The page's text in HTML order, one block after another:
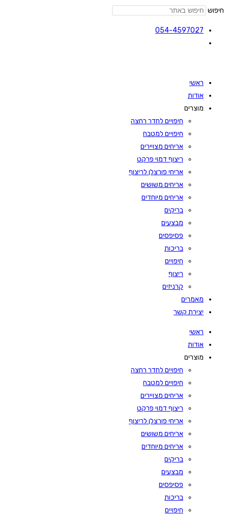
חיפוש
054-4597027
ראשי
אודות
מוצרים
חיפויים לחדר רחצה
חיפויים למטבח
אריחים מצויירים
ריצוף דמוי פרקט
אריחי פורצלן לריצוף
אריחים משושים
אריחים מיוחדים
בריקים
מבצעים
פסיפסים
בריכות
חיפויים
ריצוף
קרניזים
מאמרים
יצירת קשר
ראשי
אודות
מוצרים
חיפויים לחדר רחצה
חיפויים למטבח
אריחים מצויירים
ריצוף דמוי פרקט
אריחי פורצלן לריצוף
אריחים משושים
אריחים מיוחדים
בריקים
מבצעים
פסיפסים
בריכות
חיפויים